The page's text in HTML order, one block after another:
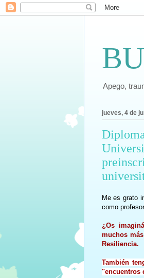
Apego,
jueves, 4 de
Me es grato
como
¿Os
muchos
Resiliencia.
También
"encuentros